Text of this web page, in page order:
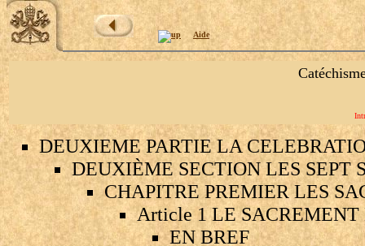
Aide
DEUXIEME PARTIE LA
DEUXIÈME SECTION LES SEPT
CHAPITRE PREMIER LES
Article 1 LE
EN BREF